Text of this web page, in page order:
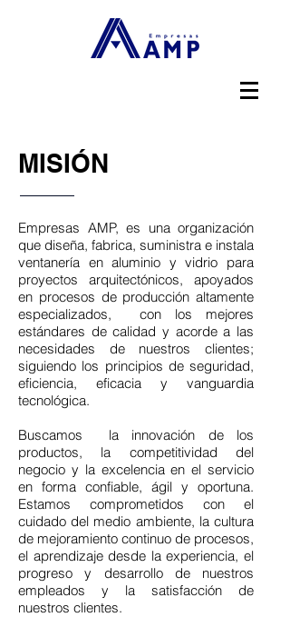
MISIÓN
Empresas AMP, es una organización
que diseña, fabrica, suministra e instala
ventanería en aluminio y vidrio para
proyectos arquitectónicos, apoyados
en procesos de producción altamente
especializados, con los mejores
estándares de calidad y acorde a las
necesidades de nuestros clientes;
siguiendo los principios de seguridad,
eficiencia, eficacia y vanguardia
tecnológica.
Buscamos la innovación de los
productos, la competitividad del
negocio y la excelencia en el servicio
en forma confiable, ágil y oportuna.
Estamos comprometidos con el
cuidado del medio ambiente, la cultura
de mejoramiento continuo de procesos,
el aprendizaje desde la experiencia, el
progreso y desarrollo de nuestros
empleados y la satisfacción de
nuestros clientes.